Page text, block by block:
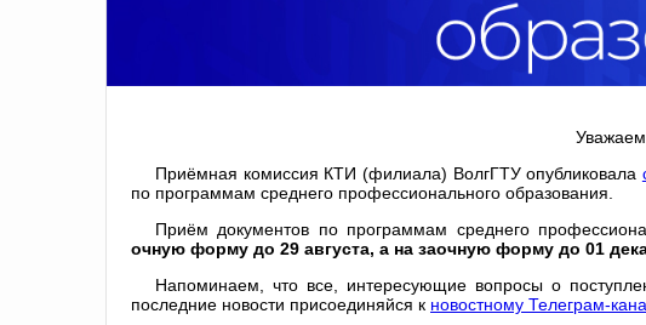
Приёмная комиссия КТИ (филиала) ВолгГТУ опубликовала
по программам среднего профессионального образования.
Приём документов по программам среднего
очную форму до 29 августа, а на заочную форму до 01
Напоминаем, что все, интересующие вопросы о
последние новости присоединяйся к новостному Телеграм-